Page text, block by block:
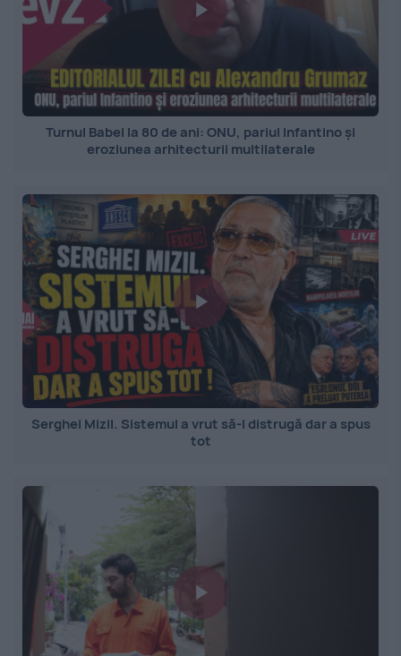
Turnul Babel la 80 de ani: ONU, pariul Infantino și
eroziunea arhitecturii multilaterale
Serghei Mizil. Sistemul a vrut să-l distrugă dar a spus
tot